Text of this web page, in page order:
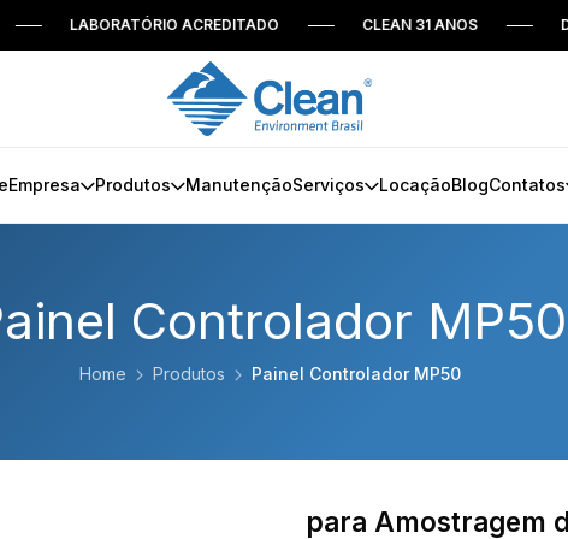
LABORATÓRIO ACREDITADO CLEAN 31 ANOS DESDE
Empresa Produtos ManutençãoServiços LocaçãoBlogContatos
Controlador MP50
Home Produtos Painel Controlador MP50
para Amostragem